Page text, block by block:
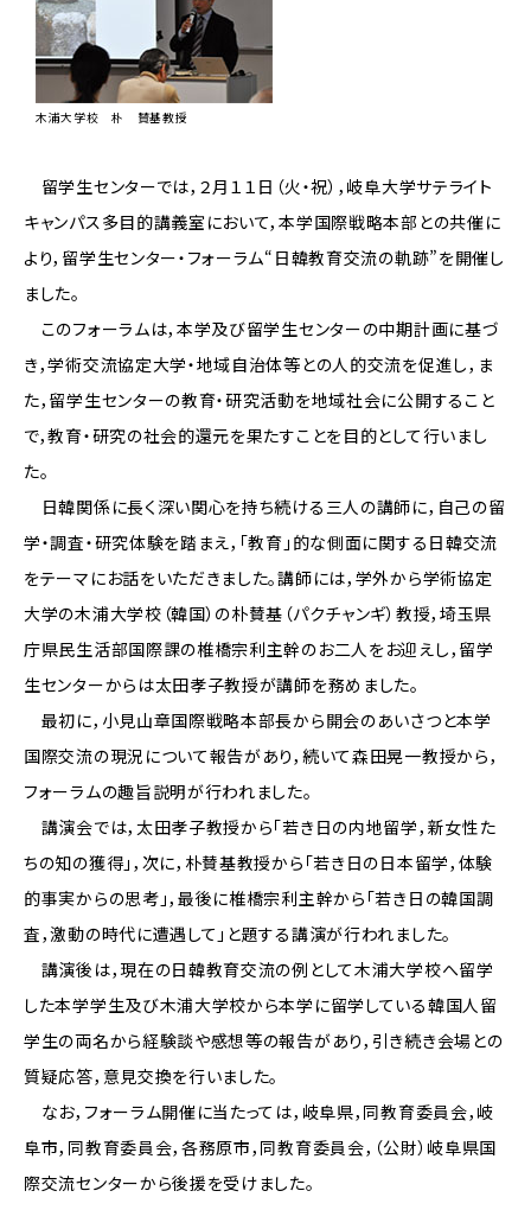
木浦大学校 朴 賛基教授
留学生センターでは，２月１１日（火・祝），岐阜大学サテライト
キャンパス多目的講義室において，本学国際戦略本部との共催に
より，留学生センター・フォーラム“日韓教育交流の軌跡”を開催し
ました。
このフォーラムは，本学及び留学生センターの中期計画に基づ
き，学術交流協定大学・地域自治体等との人的交流を促進し，ま
た，留学生センターの教育・研究活動を地域社会に公開すること
で，教育・研究の社会的還元を果たすことを目的として行いまし
た。
日韓関係に長く深い関心を持ち続ける三人の講師に，自己の留
学・調査・研究体験を踏まえ，「教育」的な側面に関する日韓交流
をテーマにお話をいただきました。講師には，学外から学術協定
大学の木浦大学校（韓国）の朴賛基（パクチャンギ）教授，埼玉県
庁県民生活部国際課の椎橋宗利主幹のお二人をお迎えし，留学
生センターからは太田孝子教授が講師を務めました。
最初に，小見山章国際戦略本部長から開会のあいさつと本学
国際交流の現況について報告があり，続いて森田晃一教授から，
フォーラムの趣旨説明が行われました。
講演会では，太田孝子教授から「若き日の内地留学，新女性た
ちの知の獲得」，次に，朴賛基教授から「若き日の日本留学，体験
的事実からの思考」，最後に椎橋宗利主幹から「若き日の韓国調
査，激動の時代に遭遇して」と題する講演が行われました。
講演後は，現在の日韓教育交流の例として木浦大学校へ留学
した本学学生及び木浦大学校から本学に留学している韓国人留
学生の両名から経験談や感想等の報告があり，引き続き会場との
質疑応答，意見交換を行いました。
なお，フォーラム開催に当たっては，岐阜県，同教育委員会，岐
阜市，同教育委員会，各務原市，同教育委員会，（公財）岐阜県国
際交流センターから後援を受けました。